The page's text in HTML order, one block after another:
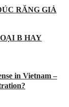
RĂNG GIẢ
B HAY
in Vietnam –